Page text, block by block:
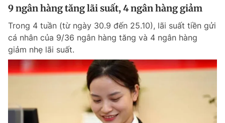
9 ngân hàng tăng lãi suất, 4 ngân hàng giảm
Trong 4 tuần (từ ngày 30.9 đến 25.10), lãi suất tiền gửi
cá nhân của 9/36 ngân hàng tăng và 4 ngân hàng
giảm nhẹ lãi suất.